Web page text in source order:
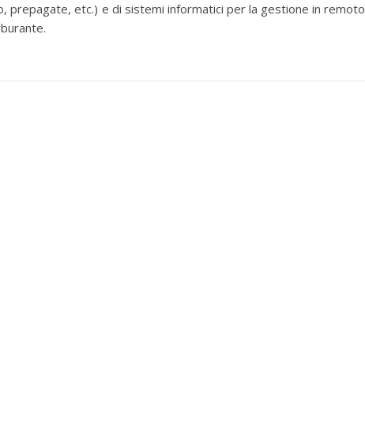
prepagate, etc.) e di sistemi informatici per la gestione in remoto